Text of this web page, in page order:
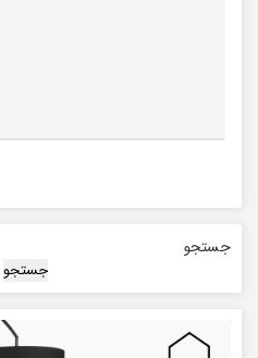
جستجو
جستجو